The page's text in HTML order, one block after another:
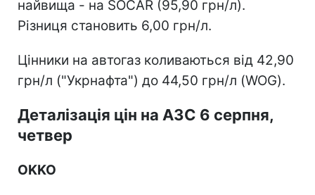
найвища - на SOCAR (95,90 грн/л).
Різниця становить 6,00 грн/л.
Цінники на автогаз коливаються від 42,90
грн/л ("Укрнафта") до 44,50 грн/л (WOG).
Деталізація цін на АЗС 6 серпня,
четвер
OKKO